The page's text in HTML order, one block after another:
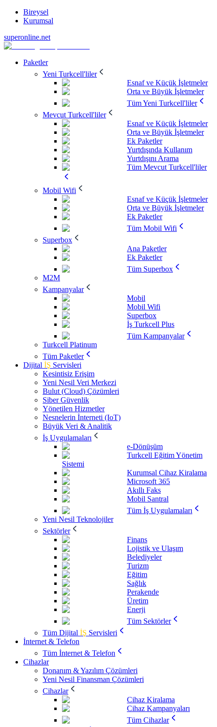
Bireysel
Kurumsal
superonline.net
Paketler
Yeni Turkcell'liler
Esnaf ve Küçük İşletmeler
Orta ve Büyük İşletmeler
Tüm Yeni Turkcell'liler
Mevcut Turkcell'liler
Esnaf ve Küçük İşletmeler
Orta ve Büyük İşletmeler
Ek Paketler
Yurtdışında Kullanım
Yurtdışını Arama
Tüm Mevcut Turkcell'liler
Mobil Wifi
Esnaf ve Küçük İşletmeler
Orta ve Büyük İşletmeler
Ek Paketler
Tüm Mobil Wifi
Superbox
Ana Paketler
Ek Paketler
Tüm Superbox
M2M
Kampanyalar
Mobil
Mobil Wifi
Superbox
İş Turkcell Plus
Tüm Kampanyalar
Turkcell Platinum
Tüm Paketler
Dijital İŞ Servisleri
Kesintisiz Erişim
Yeni Nesil Veri Merkezi
Bulut (Cloud) Çözümleri
Siber Güvenlik
Yönetilen Hizmetler
Nesnelerin İnterneti (IoT)
Büyük Veri & Analitik
İş Uygulamaları
e-Dönüşüm
Turkcell Eğitim Yönetim
Sistemi
Kurumsal Cihaz Kiralama
Microsoft 365
Akıllı Faks
Mobil Santral
Tüm İş Uygulamaları
Yeni Nesil Teknolojiler
Sektörler
Finans
Lojistik ve Ulaşım
Belediyeler
Turizm
Eğitim
Sağlık
Perakende
Üretim
Enerji
Tüm Sektörler
Tüm Dijital İŞ Servisleri
İnternet & Telefon
Tüm İnternet & Telefon
Cihazlar
Donanım & Yazılım Çözümleri
Yeni Nesil Finansman Çözümleri
Cihazlar
Cihaz Kiralama
Cihaz Kampanyaları
Tüm Cihazlar